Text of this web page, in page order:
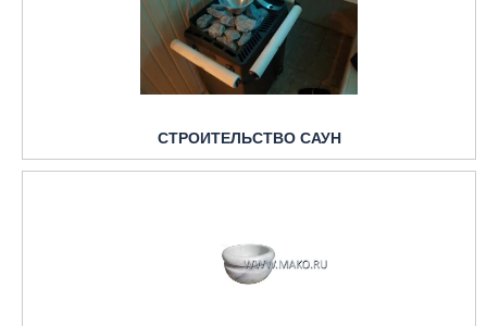
СТРОИТЕЛЬСТВО САУН